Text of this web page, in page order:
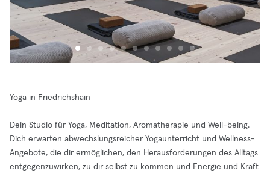
Yoga in Friedrichshain
Dein Studio für Yoga, Meditation, Aromatherapie und Well-being.
Dich erwarten abwechslungsreicher Yogaunterricht und Wellness-
Angebote, die dir ermöglichen, den Herausforderungen des Alltags
entgegenzuwirken, zu dir selbst zu kommen und Energie und Kraft